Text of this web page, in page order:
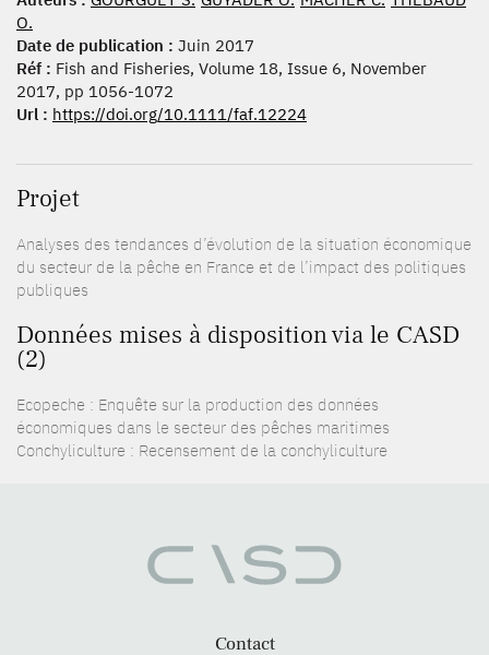
O.
Date de publication : Juin 2017
Réf : Fish and Fisheries, Volume 18, Issue 6, November
2017, pp 1056-1072
Url : https://doi.org/10.1111/faf.12224
Projet
Analyses des tendances d’évolution de la situation économique
du secteur de la pêche en France et de l’impact des politiques
publiques
Données mises à disposition via le CASD
(2)
Ecopeche : Enquête sur la production des données
économiques dans le secteur des pêches maritimes
Conchyliculture : Recensement de la conchyliculture
Contact